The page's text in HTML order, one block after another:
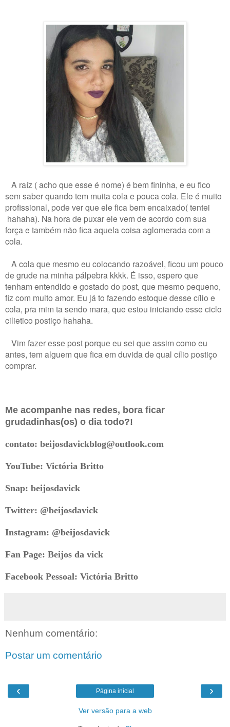
A raíz ( acho que esse é nome) é bem fininha, e eu fico
sem saber quando tem muita cola e pouca cola. Ele é muito
profissional, pode ver que ele fica bem encaixado( tentei
hahaha). Na hora de puxar ele vem de acordo com sua
força e também não fica aquela coisa aglomerada com a
cola.
A cola que mesmo eu colocando razoável, ficou um pouco
de grude na minha pálpebra kkkk. É isso, espero que
tenham entendido e gostado do post, que mesmo pequeno,
fiz com muito amor. Eu já to fazendo estoque desse cílio e
cola, pra mim ta sendo mara, que estou iniciando esse ciclo
cilietico postiço hahaha.
Vim fazer esse post porque eu sei que assim como eu
antes, tem alguem que fica em duvida de qual cílio postiço
comprar.
Me acompanhe nas redes, bora ficar
grudadinhas(os) o dia todo?!
contato: beijosdavickblog@outlook.com
YouTube: Victória Britto
Snap: beijosdavick
Twitter: @beijosdavick
Instagram: @beijosdavick
Fan Page: Beijos da vick
Facebook Pessoal: Victória Britto
Nenhum comentário:
Postar um comentário
‹ ›
Página inicial
Ver versão para a web